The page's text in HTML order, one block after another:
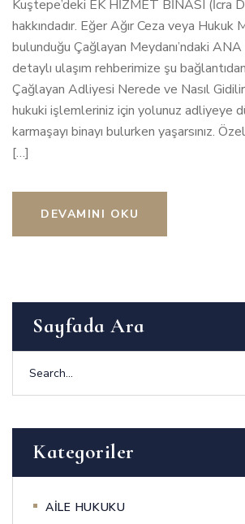
Kuştepe’deki EK HİZMET BİNASI (İcra
hakkındadır. Eğer Ağır Ceza veya Hukuk
bulunduğu Çağlayan Meydanı’ndaki ANA
detaylı ulaşım rehberimize şu
Çağlayan Adliyesi Nerede ve Nasıl
hukuki işlemleriniz için yolunuz adliyeye
karmaşayı binayı bulurken yaşarsınız.
[…]
DEVAMINI OKU
Sayfada Ara
Kategoriler
AİLE HUKUKU